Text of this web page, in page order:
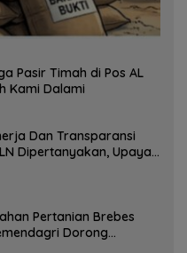
Pasir Timah di Pos AL
Kami Dalami
Dan Transparansi
Dipertanyakan, Upaya
Pertanian Brebes
Dorong